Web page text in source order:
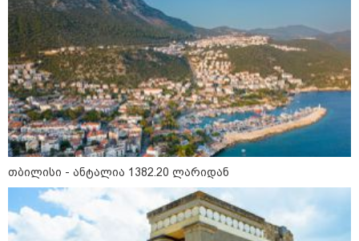
„გადავწყვიტეთ, უკვე
დასრულებული სივრცის
მონახულების შესაძლებლობა
ახლავე მოგცეთ“ - თბილისის
ახალი ზოოპარკი სატესტო
რეჟიმში იხსნება
რა არის ცნობილი,
საქართველოში დაფუძნებულ
კრიპტოკომპანიაზე, რომელიც
აშშ-ს სახაზინო დეპარტამენტმა
დაასანქცირა
აზერბაიჯანის რკინიგზა ბაქო-
თბილისი-ბაქოს საერთაშორისო
მარშრუტზე ბილეთების გაყიდვის
პერიოდს ახანგრძლივებს
თბილისი - ანტალია 1382.20 ლარიდან